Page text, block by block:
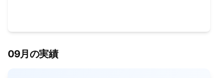
09月の実績